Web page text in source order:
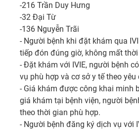
-216 Trần Duy Hưng
-32 Đại Từ
-136 Nguyễn Trãi
- Người bệnh khi đặt khám qua
tiếp đón đúng giờ, không mất
- Đặt khám với IVIE, người bệnh
vụ phù hợp và cơ sở y tế theo yêu
- Giá khám được công khai minh
giá khám tại bệnh viện, người
theo thời gian phù hợp.
- Người bệnh đăng ký dịch vụ với